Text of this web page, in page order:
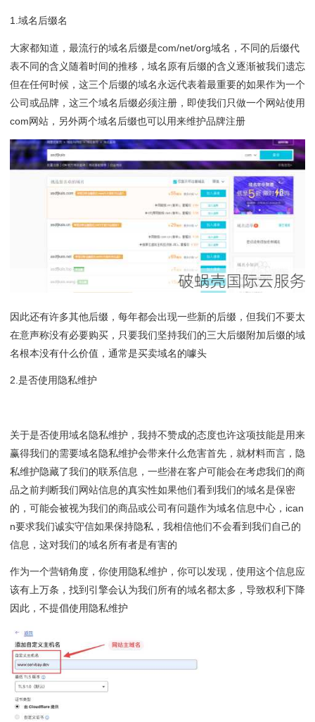
1.域名后缀名
大家都知道，最流行的域名后缀是com/net/org域名，不同的后缀代
表不同的含义随着时间的推移，域名原有后缀的含义逐渐被我们遗忘
但在任何时候，这三个后缀的域名永远代表着最重要的如果作为一个
公司或品牌，这三个域名后缀必须注册，即使我们只做一个网站使用
com网站，另外两个域名后缀也可以用来维护品牌注册
因此还有许多其他后缀，每年都会出现一些新的后缀，但我们不要太
在意声称没有必要购买，只要我们坚持我们的三大后缀附加后缀的域
名根本没有什么价值，通常是买卖域名的噱头
2.是否使用隐私维护
关于是否使用域名隐私维护，我持不赞成的态度也许这项技能是用来
赢得我们的需要域名隐私维护会带来什么危害首先，就材料而言，隐
私维护隐藏了我们的联系信息，一些潜在客户可能会在考虑我们的商
品之前判断我们网站信息的真实性如果他们看到我们的域名是保密
的，可能会被视为我们的商品或公司有问题作为域名信息中心，ican
n要求我们诚实守信如果保持隐私，我相信他们不会看到我们自己的
信息，这对我们的域名所有者是有害的
作为一个营销角度，你使用隐私维护，你可以发现，使用这个信息应
该有上万条，找到引擎会认为我们所有的域名都太多，导致权利下降
因此，不提倡使用隐私维护